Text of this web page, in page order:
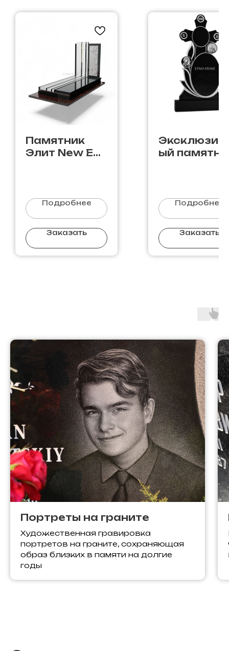
Памятник
Элит New EN-
Подробнее
Заказать
ый
Подробнее
Заказать
Портреты на граните
Художественная гравировка
портретов на граните, сохраняющая
образ близких в памяти на долгие
годы